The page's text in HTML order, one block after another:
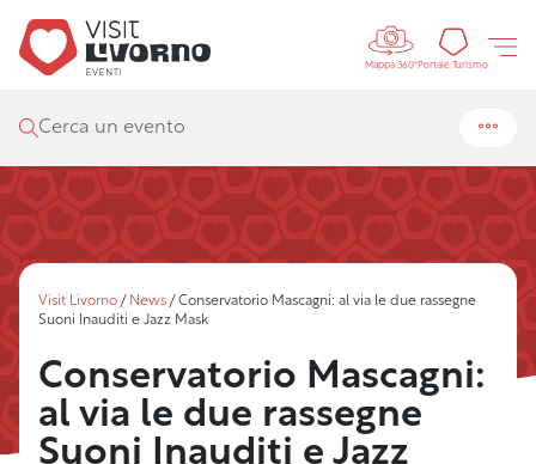
Controls
Mappa 360°Portale Turismo
Cerca un evento
Visit Livorno / News / Conservatorio Mascagni: al via le due rassegne
Suoni Inauditi e Jazz Mask
Conservatorio Mascagni:
al via le due rassegne
Suoni Inauditi e Jazz